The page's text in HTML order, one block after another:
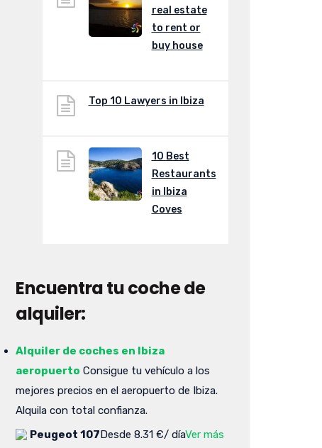
real estate
to rent or
buy house
Top 10 Lawyers in Ibiza
10 Best
Restaurants
in Ibiza
Coves
Encuentra tu coche de
alquiler:
Alquiler de coches en Ibiza
aeropuerto Consigue tu vehículo a los
mejores precios en el aeropuerto de Ibiza.
Alquila con total confianza.
Peugeot 107Desde 8.31 €/ díaVer más